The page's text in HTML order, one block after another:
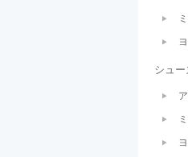
シュー